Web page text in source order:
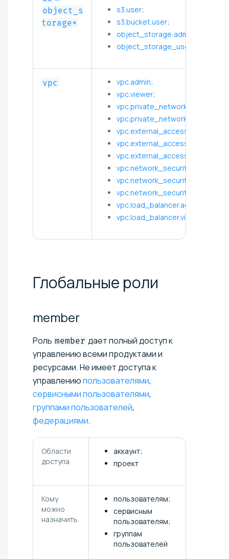
object_s
torage*
s3.user;
s3.bucket.user;
object_storage:admin
object_storage_user
vpc vpc.admin;
vpc.viewer;
vpc.private_network.admin
vpc.private_network.viewer
vpc.external_access.admin
vpc.external_access.user
vpc.external_access.viewer
vpc.network_security.admin
vpc.network_security.user
vpc.network_security.viewer
vpc.load_balancer.admin
vpc.load_balancer.viewer
Глобальные роли
member
Роль member дает полный доступ к
управлению всеми продуктами и
ресурсами. Не имеет доступа к
управлениюпользователями,
сервисными пользователями,
группами пользователей,
федерациями.
Области
доступа
аккаунт;
проект
Кому
можно
назначить
пользователям;
сервисным
пользователям;
группам
пользователей